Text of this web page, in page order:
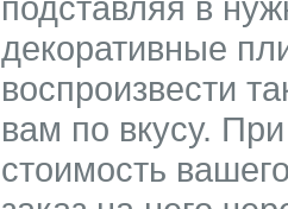
декоративные
воспроизвести
вам по вкусу.
стоимость